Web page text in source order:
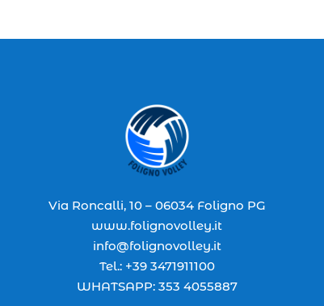
Via Roncalli, 10 – 06034 Foligno PG
www.folignovolley.it
info@folignovolley.it
Tel.: +39 3471911100
WHATSAPP: 353 4055887